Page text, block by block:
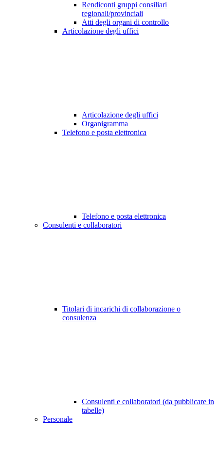
Rendiconti gruppi consiliari
regionali/provinciali
Atti degli organi di controllo
Articolazione degli uffici
Articolazione degli uffici
Organigramma
Telefono e posta elettronica
Telefono e posta elettronica
Consulenti e collaboratori
Titolari di incarichi di collaborazione o
consulenza
Consulenti e collaboratori (da pubblicare in
tabelle)
Personale